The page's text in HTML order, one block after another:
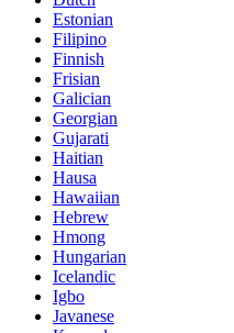
Estonian
Filipino
Finnish
Frisian
Galician
Georgian
Gujarati
Haitian
Hausa
Hawaiian
Hebrew
Hmong
Hungarian
Icelandic
Igbo
Javanese